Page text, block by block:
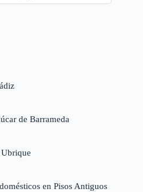
de Barrameda
en Pisos Antiguos